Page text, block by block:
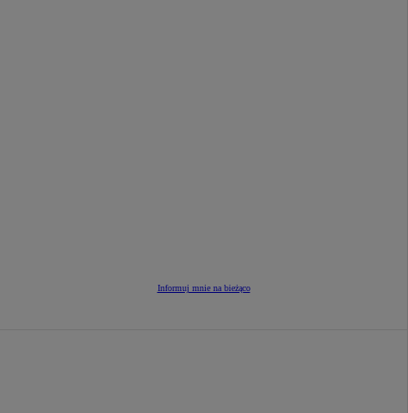
Informuj mnie na bieżąco